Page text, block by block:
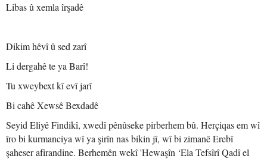
Libas û xemla îrşadê
Dikim hêvî û sed zarî
Li dergahê te ya Barî!
Tu xweybext kî evî jarî
Bi cahê Xewsê Bexdadê
Seyid Eliyê Findikî, xwedî pênûseke pirberhem bû. Herçiqas em wî
îro bi kurmanciya wî ya şirîn nas bikin jî, wî bi zimanê Erebî
şaheser afirandine. Berhemên wekî 'Hewaşîn ‘Ela Tefsîrî Qadî el